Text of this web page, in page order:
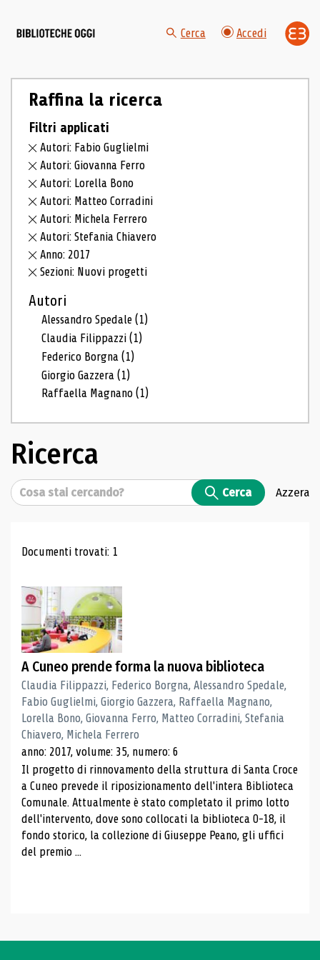
Cerca Accedi
Raffina la ricerca
Filtri applicati
Autori: Fabio Guglielmi
Autori: Giovanna Ferro
Autori: Lorella Bono
Autori: Matteo Corradini
Autori: Michela Ferrero
Autori: Stefania Chiavero
Anno: 2017
Sezioni: Nuovi progetti
Autori
Alessandro Spedale(1)
Claudia Filippazzi(1)
Federico Borgna(1)
Giorgio Gazzera(1)
Raffaella Magnano(1)
Ricerca
Cerca Cerca Azzera
Risultati di ricerca
Documenti trovati: 1
A Cuneo prende forma la nuova biblioteca
Claudia Filippazzi, Federico Borgna, Alessandro Spedale,
Fabio Guglielmi, Giorgio Gazzera, Raffaella Magnano,
Lorella Bono, Giovanna Ferro, Matteo Corradini, Stefania
Chiavero, Michela Ferrero
anno: 2017, volume: 35, numero: 6
Il progetto di rinnovamento della struttura di Santa Croce
a Cuneo prevede il riposizionamento dell'intera Biblioteca
Comunale. Attualmente è stato completato il primo lotto
dell'intervento, dove sono collocati la biblioteca 0-18, il
fondo storico, la collezione di Giuseppe Peano, gli uffici
del premio ...